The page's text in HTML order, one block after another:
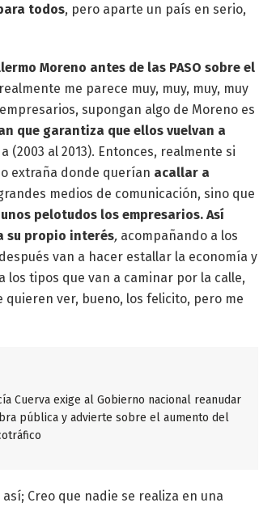
todos, pero aparte un país en serio,
Moreno antes de las PASO sobre el
me parece muy, muy, muy, muy
supongan algo de Moreno es
que garantiza que ellos vuelvan a
al 2013). Entonces, realmente si
extraña donde querían acallar a
medios de comunicación, sino que
pelotudos los empresarios. Así
su propio interés, acompañando a los
van a hacer estallar la economía y
los tipos que van a caminar por la calle,
ver, bueno, los felicito, pero me
Cuerva exige al Gobierno nacional reanudar
pública y advierte sobre el aumento del
Creo que nadie se realiza en una